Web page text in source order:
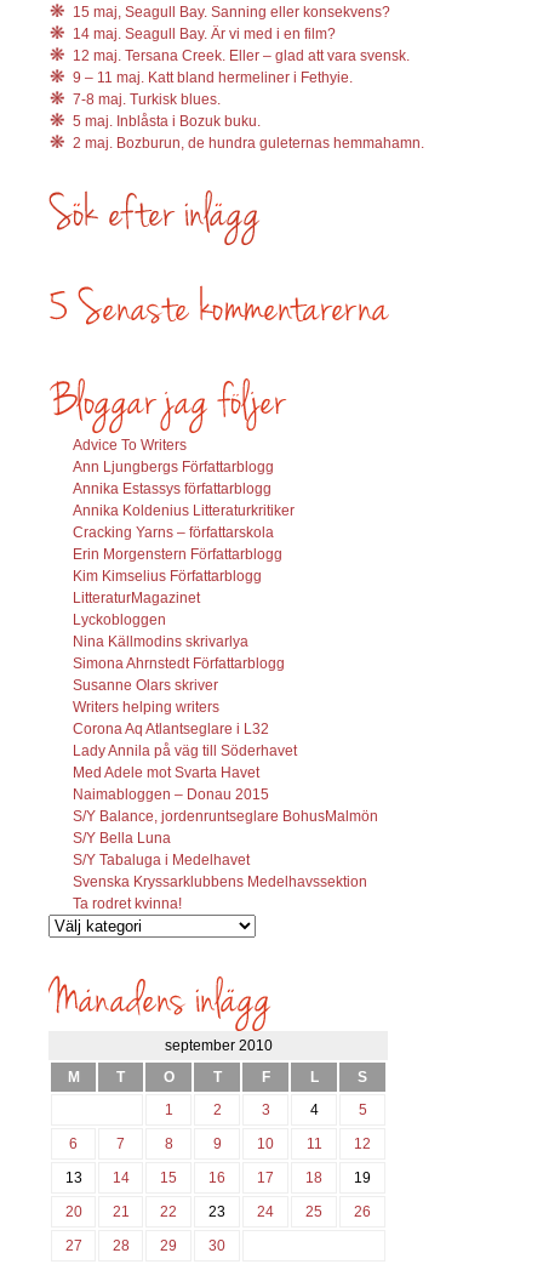
15 maj, Seagull Bay. Sanning eller konsekvens?
14 maj. Seagull Bay. Är vi med i en film?
12 maj. Tersana Creek. Eller – glad att vara svensk.
9 – 11 maj. Katt bland hermeliner i Fethyie.
7-8 maj. Turkisk blues.
5 maj. Inblåsta i Bozuk buku.
2 maj. Bozburun, de hundra guleternas hemmahamn.
Advice To Writers
Ann Ljungbergs Författarblogg
Annika Estassys författarblogg
Annika Koldenius Litteraturkritiker
Cracking Yarns – författarskola
Erin Morgenstern Författarblogg
Kim Kimselius Författarblogg
LitteraturMagazinet
Lyckobloggen
Nina Källmodins skrivarlya
Simona Ahrnstedt Författarblogg
Susanne Olars skriver
Writers helping writers
Corona Aq Atlantseglare i L32
Lady Annila på väg till Söderhavet
Med Adele mot Svarta Havet
Naimabloggen – Donau 2015
S/Y Balance, jordenruntseglare BohusMalmön
S/Y Bella Luna
S/Y Tabaluga i Medelhavet
Svenska Kryssarklubbens Medelhavssektion
Ta rodret kvinna!
Vilka
söks?
september 2010
M
T O T F L
S
1
2 3 4
5
6
7 8 9 10 11
12
13
14 15 16 17 18
19
20
21 22 23 24 25
26
27
28 29
30